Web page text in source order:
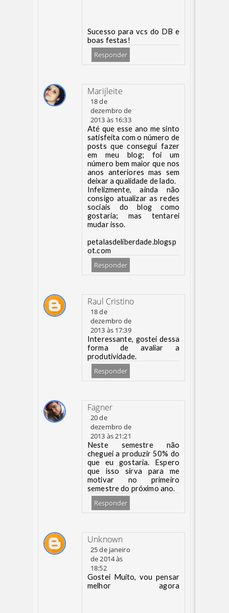
Sucesso para vcs do DB e
boas festas!
Responder
Marijleite
18 de
dezembro de
2013 às 16:33
Até que esse ano me sinto
satisfeita com o número de
posts que consegui fazer
em meu blog; foi um
número bem maior que nos
anos anteriores mas sem
deixar a qualidade de lado.
Infelizmente, ainda não
consigo atualizar as redes
sociais do blog como
gostaria; mas tentarei
mudar isso.
petalasdeliberdade.blogsp
ot.com
Responder
Raul Cristino
18 de
dezembro de
2013 às 17:39
Interessante, gostei dessa
forma de avaliar a
produtividade.
Responder
Fagner
20 de
dezembro de
2013 às 21:21
Neste semestre não
cheguei a produzir 50% do
que eu gostaria. Espero
que isso sirva para me
motivar no primeiro
semestre do próximo ano.
Responder
Unknown
25 de janeiro
de 2014 às
18:52
Gostei Muito, vou pensar
melhor agora